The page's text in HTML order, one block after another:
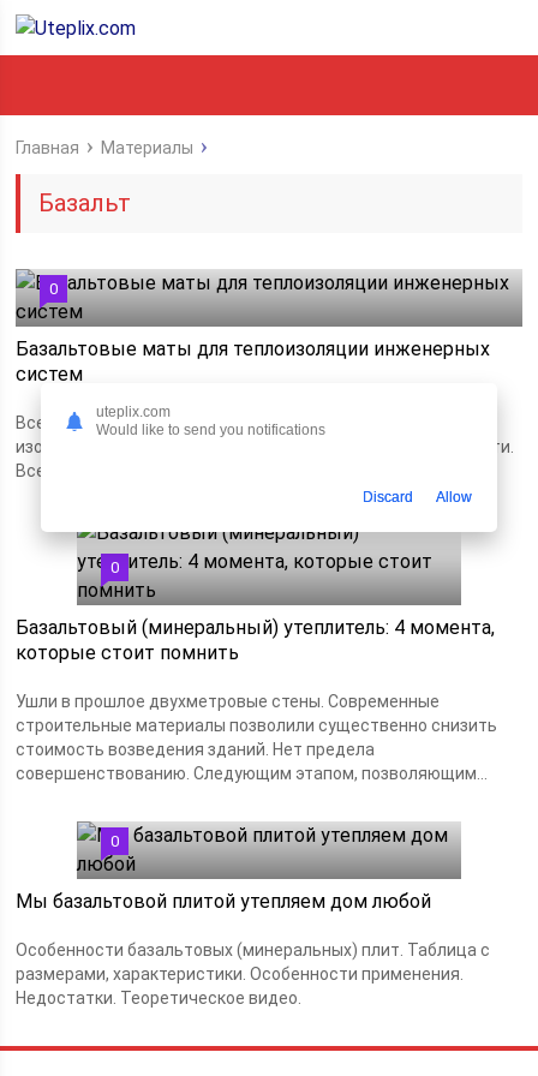
Главная Материалы
Базальт
0
Базальтовые маты для теплоизоляции инженерных
систем
Все о матах прошивных базальтовых для инженерной
изоляция и других целей. Размеры, применение,особенности.
Все в одном материале.
0
Базальтовый (минеральный) утеплитель: 4 момента,
которые стоит помнить
Ушли в прошлое двухметровые стены. Современные
строительные материалы позволили существенно снизить
стоимость возведения зданий. Нет предела
совершенствованию. Следующим этапом, позволяющим...
0
Мы базальтовой плитой утепляем дом любой
Особенности базальтовых (минеральных) плит. Таблица с
размерами, характеристики. Особенности применения.
Недостатки. Теоретическое видео.
uteplix.com
Would like to send you notifications
Discard Allow